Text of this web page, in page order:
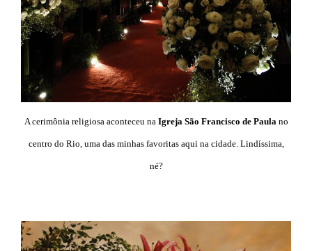
A cerimônia religiosa aconteceu na Igreja São Francisco de Paula no
centro do Rio, uma das minhas favoritas aqui na cidade. Lindíssima,
né?